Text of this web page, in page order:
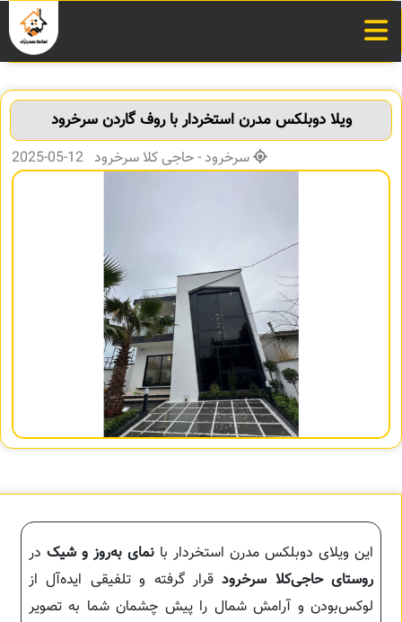
ویلا دوبلکس مدرن استخردار با روف گاردن سرخرود
سرخرود - حاجی کلا سرخرود 12-05-2025
این ویلای دوبلکس مدرن استخردار با نماى به‌روز و شیک در
روستای حاجی‌کلا سرخرودقرار گرفته و تلفیقی ایده‌آل از
لوکس‌بودن و آرامش شمال را پیش چشمان شما به تصویر